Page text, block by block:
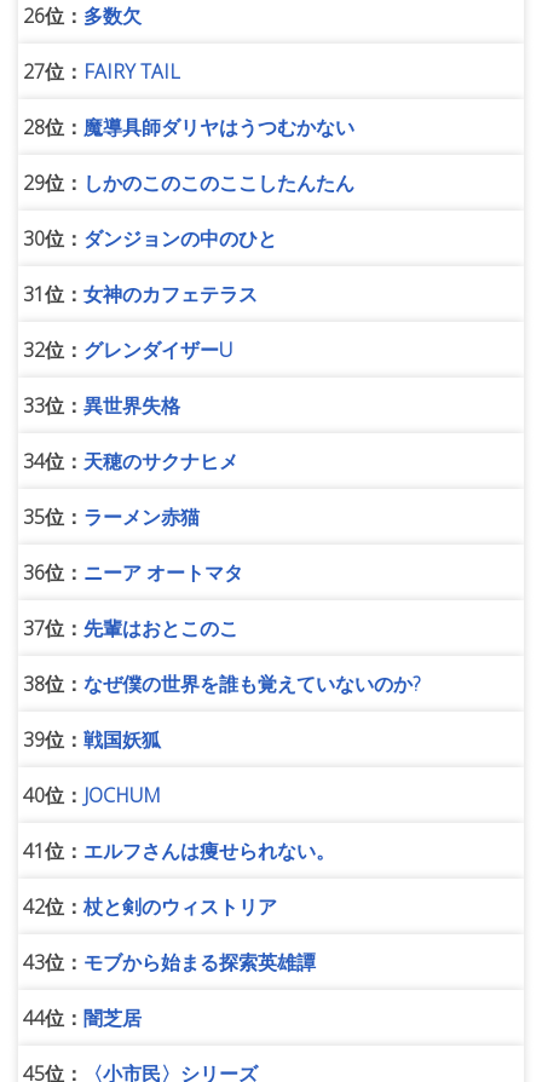
26位： 多数欠
27位： FAIRY TAIL
28位： 魔導具師ダリヤはうつむかない
29位： しかのこのこのここしたんたん
30位： ダンジョンの中のひと
31位： 女神のカフェテラス
32位： グレンダイザーU
33位： 異世界失格
34位： 天穂のサクナヒメ
35位： ラーメン赤猫
36位： ニーア オートマタ
37位： 先輩はおとこのこ
38位： なぜ僕の世界を誰も覚えていないのか?
39位： 戦国妖狐
40位： JOCHUM
41位： エルフさんは痩せられない。
42位： 杖と剣のウィストリア
43位： モブから始まる探索英雄譚
44位： 闇芝居
45位： 〈小市民〉シリーズ